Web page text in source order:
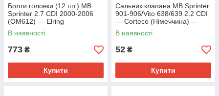
Болти головки (12 шт.) MB
Sprinter 2.7 CDI 2000-2006
(OM612) — Elring
(Німеччина) — 760.120
В наявності
773 ₴
Купити
Сальник клапана MB Sprinter
901-906/Vito 638/639 2.2 CDI
— Corteco (Німеччина) —
12014586
В наявності
52 ₴
Купити